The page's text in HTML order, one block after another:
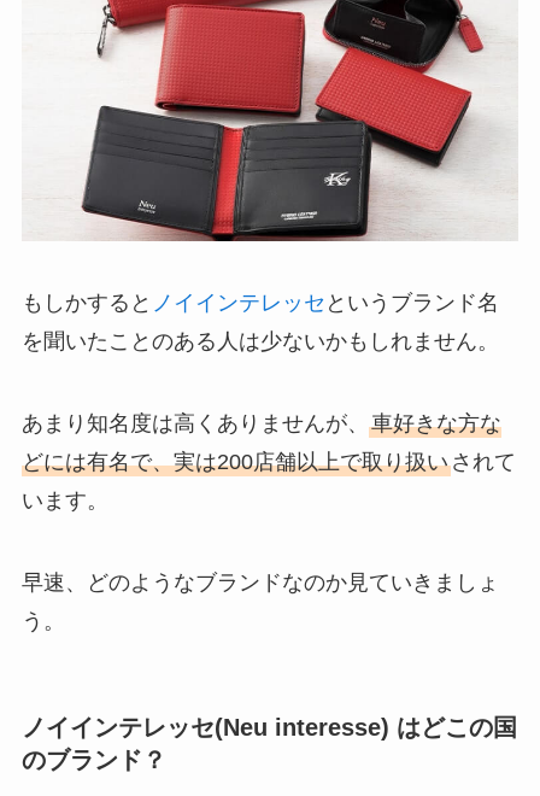
もしかすると ノイインテレッセ というブランド名
を聞いたことのある人は少ないかもしれません。
あまり知名度は高くありませんが、 車好きな方な
どには有名で、実は200店舗以上で取り扱いされて
います。
早速、どのようなブランドなのか見ていきましょ
う。
ノイインテレッセ(Neu interesse) はどこの国
のブランド？